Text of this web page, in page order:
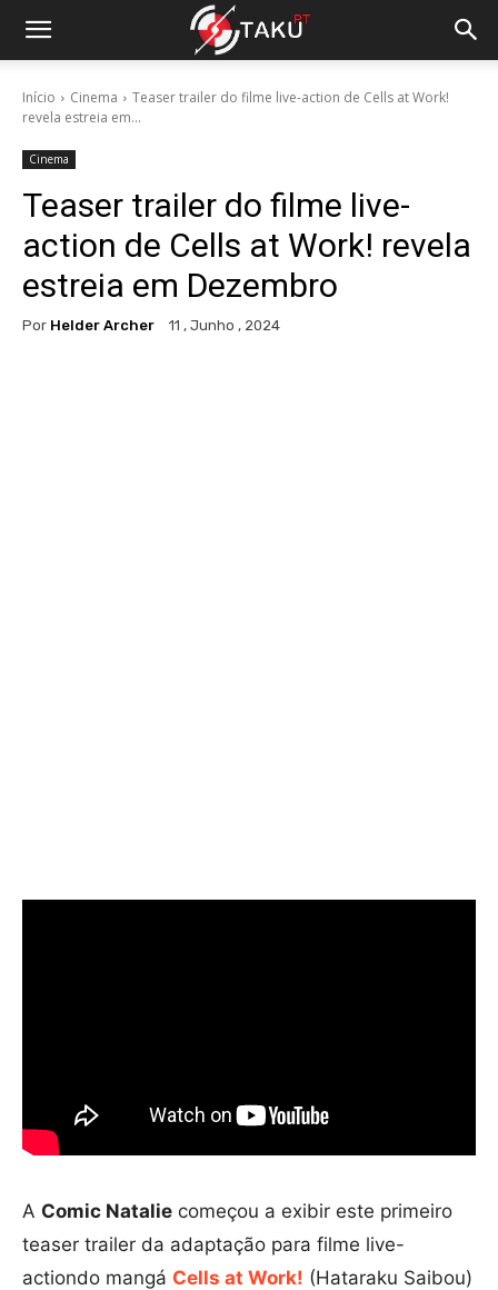
Início Cinema
Teaser trailer do filme live-action de Cells at Work!
revela estreia em...
Cinema
Teaser trailer do filme live-
action de Cells at Work! revela
estreia em Dezembro
Por Helder Archer 11 , Junho , 2024
A Comic Natalie começou a exibir este primeiro
teaser trailer da adaptação para filme live-
actiondo mangá Cells at Work! (Hataraku Saibou)